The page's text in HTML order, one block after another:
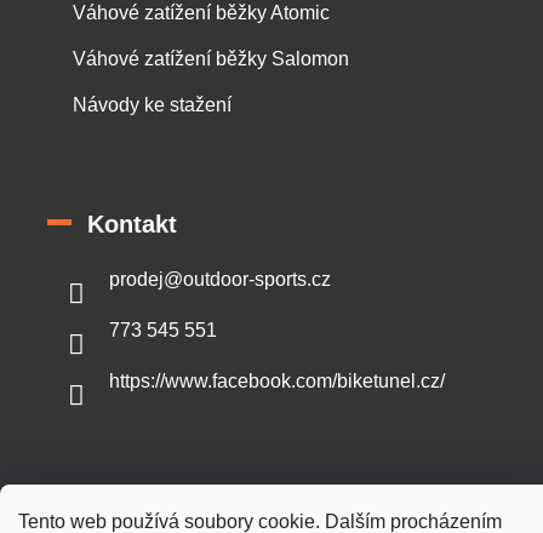
Tento web používá soubory cookie. Dalším procházením
Váhové zatížení běžky Atomic
Váhové zatížení běžky Salomon
Návody ke stažení
Kontakt
prodej@outdoor-sports.cz
773 545 551
https://www.facebook.com/biketunel.cz/
Vytvořil Shoptet